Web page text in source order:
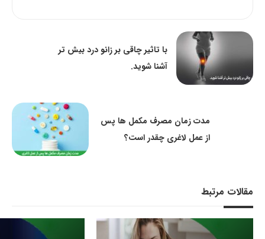
با تاثیر چاقی بر زانو درد بیش تر
آشنا شوید.
مدت زمان مصرف مکمل ها پس
از عمل لاغری چقدر است؟
مقالات مرتبط